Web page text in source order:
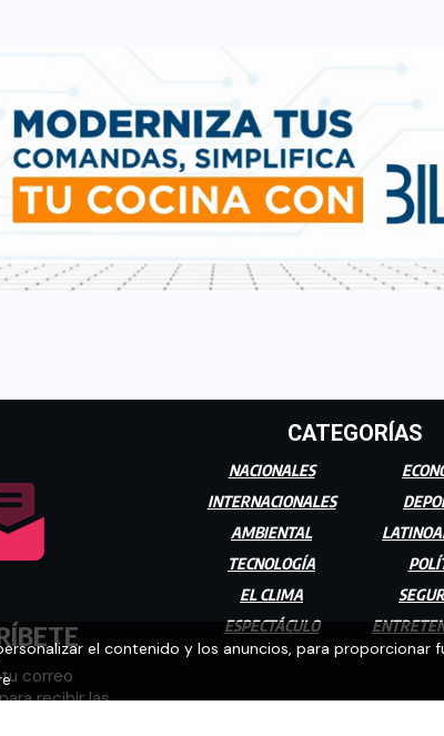
correo
recibir las
CATEGORÍAS
NACIONALES
INTERNACIONALES
AMBIENTAL
TECNOLOGÍA
EL CLIMA
ESPECTÁCULO
el contenido y los anuncios, para proporcionar